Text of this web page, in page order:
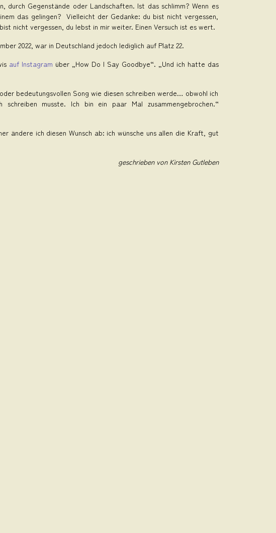
Gegenstände oder Landschaften. Ist das schlimm? Wenn es
das gelingen? Vielleicht der Gedanke: du bist nicht vergessen,
nicht vergessen, du lebst in mir weiter. Einen Versuch ist es wert.
2022, war in Deutschland jedoch lediglich auf Platz 22.
auf Instagram über „How Do I Say Goodbye“. „Und ich hatte das
bedeutungsvollen Song wie diesen schreiben werde… obwohl ich
musste. Ich bin ein paar Mal zusammengebrochen.“
ändere ich diesen Wunsch ab: ich wünsche uns allen die Kraft, gut
geschrieben von Kirsten Gutleben